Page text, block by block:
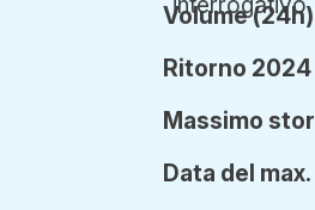
Volume (24h)
Ritorno 2024
Massimo
Data del max.